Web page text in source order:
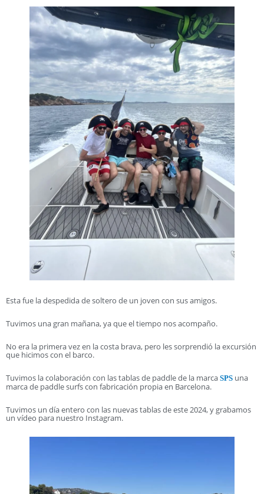
Esta fue la despedida de soltero de un joven con sus amigos.
Tuvimos una gran mañana, ya que el tiempo nos acompaño.
No era la primera vez en la costa brava, pero les sorprendió la excursión
que hicimos con el barco.
Tuvimos la colaboración con las tablas de paddle de la marca SPS una
marca de paddle surfs con fabricación propia en Barcelona.
Tuvimos un día entero con las nuevas tablas de este 2024, y grabamos
un vídeo para nuestro Instagram.